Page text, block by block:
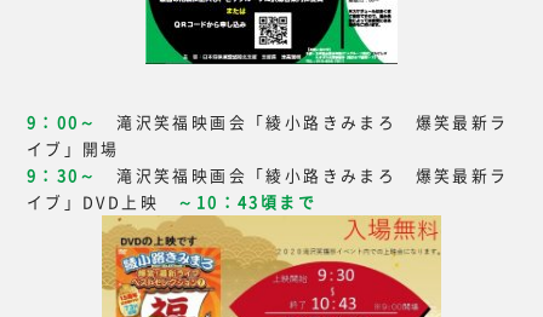
9：00～
滝沢笑福映画会「綾小路きみまろ 爆笑最新ラ
イブ」開場
9：30～
滝沢笑福映画会「綾小路きみまろ 爆笑最新ラ
イブ」DVD上映 ～10：43頃まで